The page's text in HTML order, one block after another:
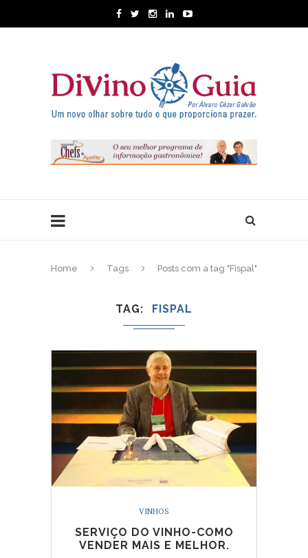
Home Tags Posts com a tag "Fispal"
TAG FISPAL
VINHOS
SERVIÇO DO VINHO-COMO
VENDER MAIS E MELHOR.